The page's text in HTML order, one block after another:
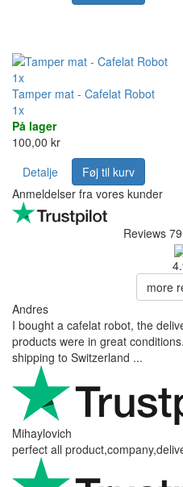
1x
Tamper mat - Cafelat Robot
1x
På lager
100,00 kr
Detalje
Føj til kurv
Anmeldelser fra vores kunder
Reviews 79
more
Andres
I bought a cafelat robot, the
products were in great
shipping to Switzerland ...
Mihaylovich
perfect all